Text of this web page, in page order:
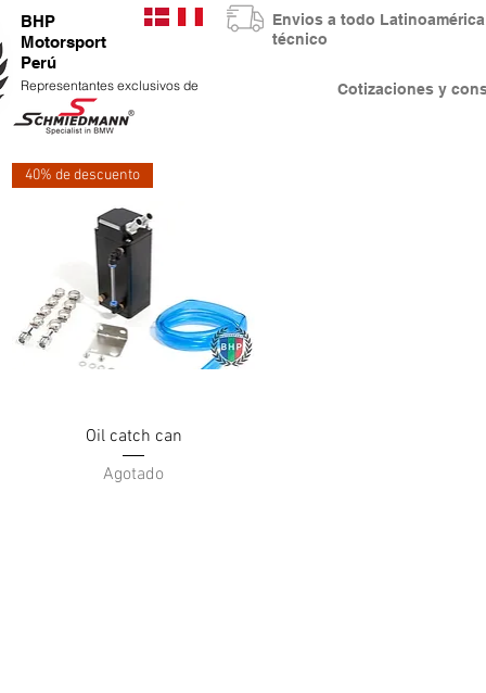
BHP
Motorsport
Perú
Representantes exclusivos de Cotizaciones y
Envios a todo
técnico
Vista rápida
40% de descuento
Oil catch can
Agotado